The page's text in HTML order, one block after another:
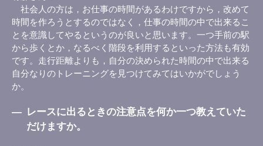
社会人の方は，お仕事の時間があるわけですから，改めて
時間を作ろうとするのではなく，仕事の時間の中で出来るこ
とを意識してやるというのが良いと思います。一つ手前の駅
から歩くとか，なるべく階段を利用するといった方法も有効
です。走行距離よりも，自分の決められた時間の中で出来る
自分なりのトレーニングを見つけてみてはいかがでしょう
か。
― レースに出るときの注意点を何か一つ教えていた
だけますか。